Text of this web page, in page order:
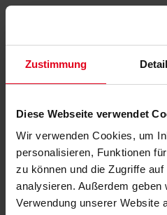
Zustimmung
Diese Webseite verwendet
Wir verwenden Cookies, um
personalisieren, Funktionen
zu können und die Zugriffe
analysieren. Außerdem
Verwendung unserer Website